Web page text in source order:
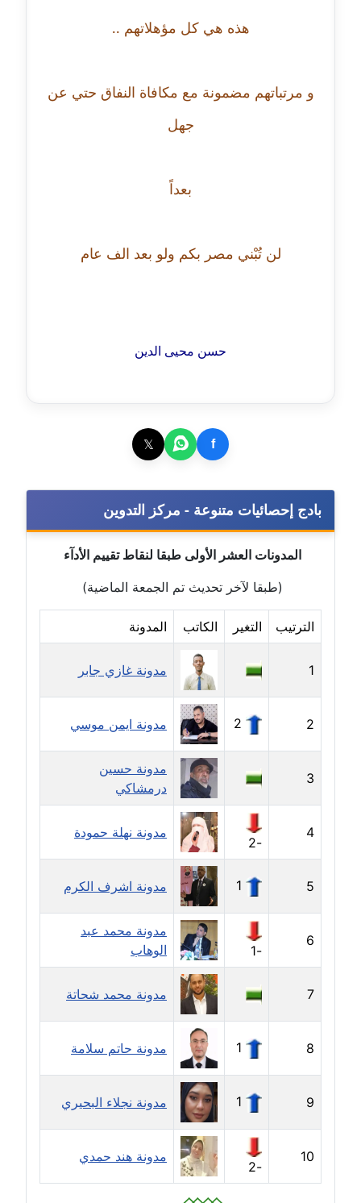
عاملة
مدونة أماني بالحاج
عاملة
مدونة أمل الجزائرية
متوفي
مدونة أمل الخولي
عاملة
مدونة أمل درويش
عاملة
مدونة أمل زيادة
عاملة
مدونة امل محمود
عاملة
مدونة أمل منشاوي
موقوف
مدونة أميرة اسماعيل
مدونة أميرة رفعت
عاملة
مدونة أميرة محمود
عاملة
مدونة انجي مطاوع
مدونة آيات القاضي
مدونة ايمان الدواخلي
هذه هي كل مؤهلاتهم ..
و مرتباتهم مضمونة مع مكافاة النفاق حتي عن
جهل
بعداً
لن تُبْني مصر بكم ولو بعد الف عام
حسن محيى الدين
f
𝕏
بادج إحصائيات متنوعة - مركز التدوين
المدونات العشر الأولى طبقا لنقاط تقييم الأدآء
(طبقا لآخر تحديث تم الجمعة الماضية)
الترتيب التغير الكاتب المدونة
1 مدونة غازي جابر
2
2 مدونة ايمن موسي
3
مدونة حسين
درمشاكي
4
-2
مدونة نهلة حمودة
5
1 مدونة اشرف الكرم
6
-1
مدونة محمد عبد
الوهاب
7 مدونة محمد شحاتة
8
1 مدونة حاتم سلامة
9
1 مدونة نجلاء البحيري
10
-2
مدونة هند حمدي